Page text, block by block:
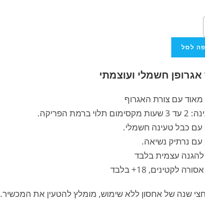
לסל
חשמלי ועוצמתי
עם צורת האגרוף
ברמת הפריקה.
עם כבל טעינה חשמלי.
נרתיק נשיאה.
עצמית בלבד
לקטינים, 18+ בלבד
שנה של אחסון ללא שימוש, מומלץ להטעין את המכשיר.